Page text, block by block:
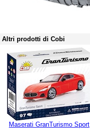
Altri prodotti di Cobi
Maserati GranTurismo Sport